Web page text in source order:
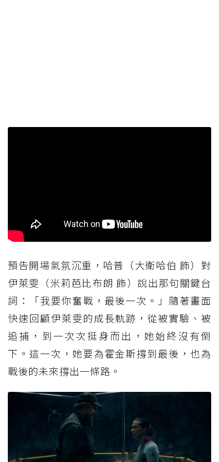
預告開場氣氛沉重，哈普（大衛哈伯 飾）對
伊萊雯（米莉芭比布朗 飾）說出那句關鍵台
詞：「我要你奮戰，最後一次。」隨著畫面
快速回顧伊萊雯的成長軌跡，從被實驗、被
追捕，到一次次挺身而出，她始終沒有倒
下。這一次，她要為霍金斯撐到最後，也為
戰後的未來撐出一條路。